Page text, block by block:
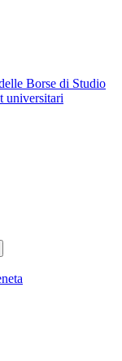
Borse di Studio
universitari